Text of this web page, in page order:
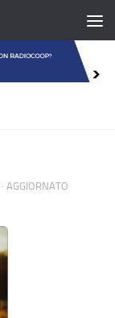
· AGGIORNATO